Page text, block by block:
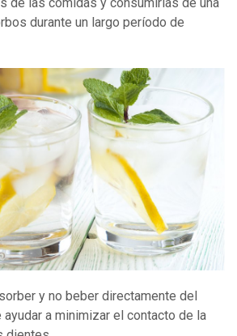
durante un largo período de
y no beber directamente del
a minimizar el contacto de la